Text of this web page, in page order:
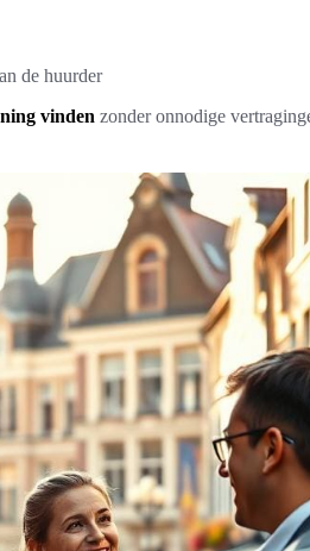
de huurder
vinden zonder onnodige